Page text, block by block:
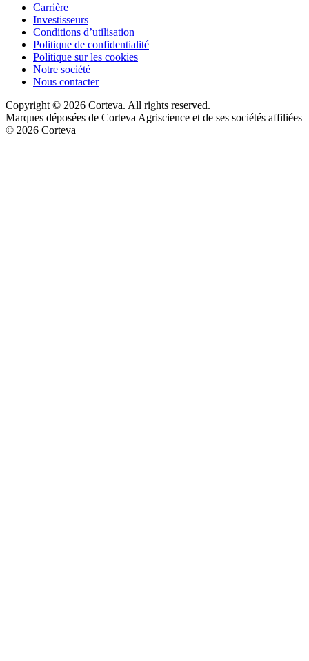
Carrière
Investisseurs
Conditions d’utilisation
Politique de confidentialité
Politique sur les cookies
Notre société
Nous contacter
Copyright © 2026 Corteva. All rights reserved.
Marques déposées de Corteva Agriscience et de ses sociétés affiliées
© 2026 Corteva